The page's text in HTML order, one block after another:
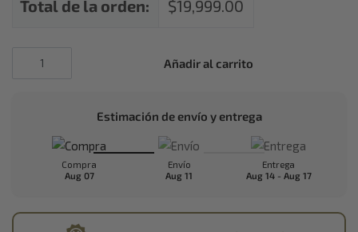
Total de la orden: $19,999.00
Añadir al carrito
Estimación de envío y entrega
Compra
Aug 07
Envío
Aug 11
Entrega
Aug 14 - Aug 17